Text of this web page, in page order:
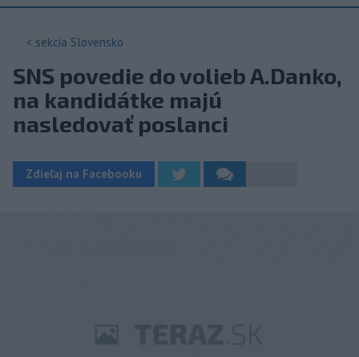
< sekcia Slovensko
SNS povedie do volieb A.Danko,
na kandidátke majú
nasledovať poslanci
Zdieľaj na Facebooku